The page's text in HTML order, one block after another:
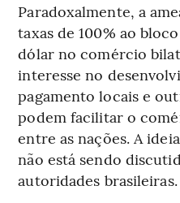
Paradoxalmente, a
taxas de 100% ao
dólar no comércio
interesse no
pagamento locais e
podem facilitar o
entre as nações. A
não está sendo
autoridades brasileiras.